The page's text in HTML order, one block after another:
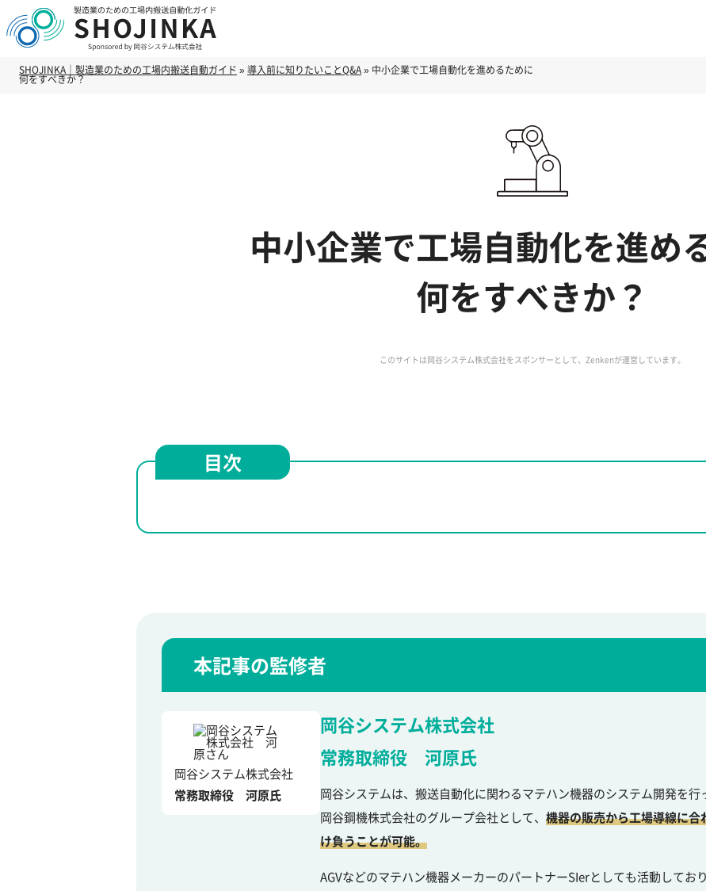
SHOJINKA｜製造業のための工場内搬送自動ガイド »導入前に知りたいことQ&A» 中小企業で工場自動化を進めるために
何をすべきか？
中小企業で工場自動化を進め
何をすべきか？
このサイトは岡谷システム株式会社をスポンサーとして、Zenkenが運営しています。
目次
本記事の監修者
岡谷システム株式会社
常務取締役 河原氏
岡谷システム株式会社
常務取締役 河原氏
岡谷システムは、搬送自動化に関わるマテハン機器のシステム開発を
岡谷鋼機株式会社のグループ会社として、 機器の販売から工場導線に
け負うことが可能。
AGVなどのマテハン機器メーカーのパートナーSIerとしても活動してお